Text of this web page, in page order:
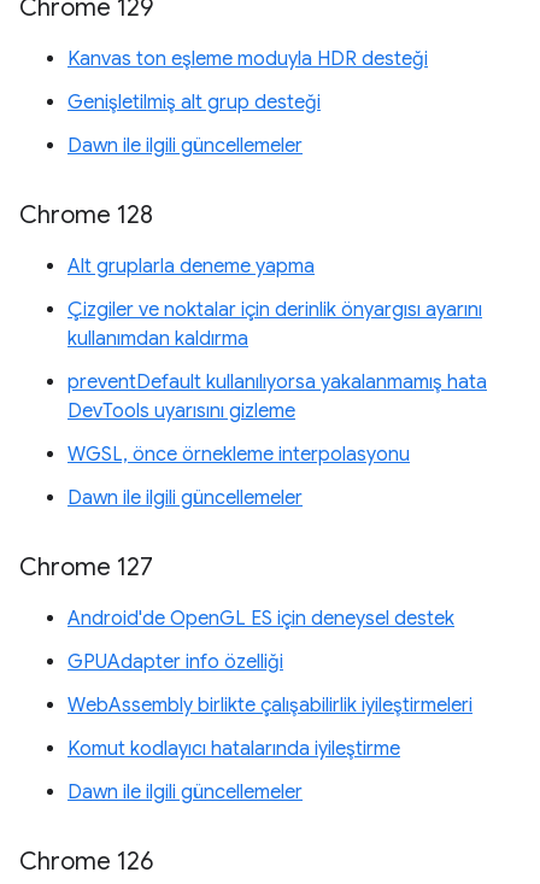
Chrome 129
Kanvas ton eşleme moduyla HDR desteği
Genişletilmiş alt grup desteği
Dawn ile ilgili güncellemeler
Chrome 128
Alt gruplarla deneme yapma
Çizgiler ve noktalar için derinlik önyargısı ayarını
kullanımdan kaldırma
preventDefault kullanılıyorsa yakalanmamış hata
DevTools uyarısını gizleme
WGSL, önce örnekleme interpolasyonu
Dawn ile ilgili güncellemeler
Chrome 127
Android'de OpenGL ES için deneysel destek
GPUAdapter info özelliği
WebAssembly birlikte çalışabilirlik iyileştirmeleri
Komut kodlayıcı hatalarında iyileştirme
Dawn ile ilgili güncellemeler
Chrome 126